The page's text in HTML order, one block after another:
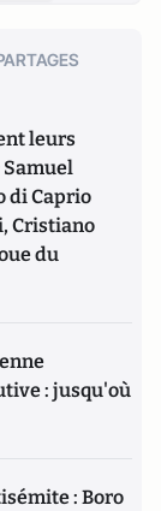
leurs
Samuel
di Caprio
Cristiano
du
: jusqu'où
: Boro